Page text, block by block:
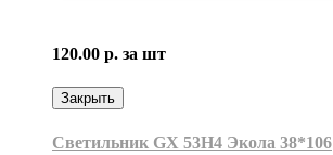
120.00 р. за шт
Закрыть
Светильник GX 53H4 Экола 38*106